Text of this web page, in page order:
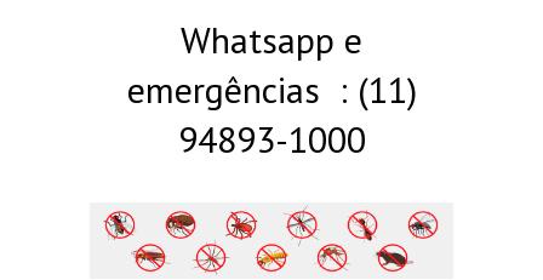
Whatsapp e
emergências : (11)
94893-1000